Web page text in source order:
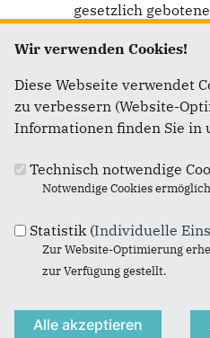
gesetzlich
Fußbereich
Wir verwenden Cookies!
Diese Webseite verwendet
zu verbessern (Website-
Informationen finden Sie in
Technisch notwendige
Notwendige Cookies
Statistik (Individuelle
Zur Website-Optimierung
zur Verfügung gestellt.